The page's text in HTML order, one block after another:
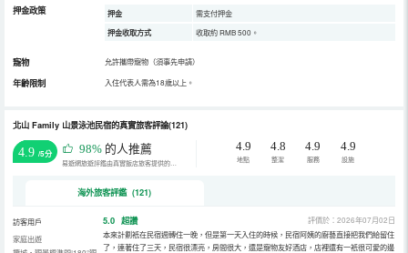
押金政策 押金 需支付押金
押金收取方式 收取約 RMB 500。
寵物 允許攜帶寵物（須事先申請）
年齡限制 入住代表人需為18歲以上。
北山 Family 山景泳池民宿的真實旅客評論(121)
4.9 /5分 98% 的人推薦
易遊網旅遊評鑑由真實飯店旅客提供的評鑑。
4.9
地點
4.8
整潔
4.9
服務
4.9
設施
海外旅客評鑑 (121)
訪客用戶
家庭出遊
5.0 超讚
評價於：2026年07月02日
本來計劃衹在民宿週轉住一晚，但是第一天入住的時候，民宿阿姨的廚藝直接把我們給留住
了，連著住了三天，民宿很漂亮，房間很大，還是寵物友好酒店，店裡還有一衹很可愛的邊